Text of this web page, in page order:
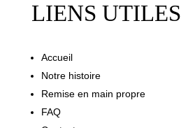
LIENS UTILES
Accueil
Notre histoire
Remise en main propre
FAQ